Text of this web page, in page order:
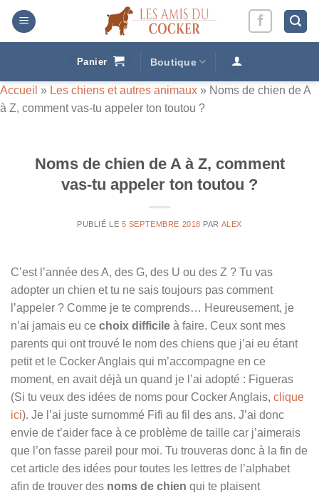
Passer
contenu
Panier Boutique
Accueil » Les chiens et autres animaux » Noms de chien de A
à Z, comment vas-tu appeler ton toutou ?
Noms de chien de A à Z, comment
vas-tu appeler ton toutou ?
PUBLIÉ LE 5 SEPTEMBRE 2018 PAR ALEX
C’est l’année des A, des G, des U ou des Z ? Tu vas
adopter un chien et tu ne sais toujours pas comment
l’appeler ? Comme je te comprends… Heureusement, je
n’ai jamais eu ce choix difficile à faire. Ceux sont mes
parents qui ont trouvé le nom des chiens que j’ai eu étant
petit et le Cocker Anglais qui m’accompagne en ce
moment, en avait déjà un quand je l’ai adopté : Figueras
(Si tu veux des idées de noms pour Cocker Anglais, clique
ici). Je l’ai juste surnommé Fifi au fil des ans. J’ai donc
envie de t’aider face à ce problème de taille car j’aimerais
que l’on fasse pareil pour moi. Tu trouveras donc à la fin de
cet article des idées pour toutes les lettres de l’alphabet
afin de trouver des noms de chien qui te plaisent